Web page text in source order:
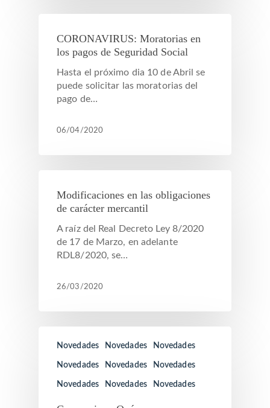
CORONAVIRUS: Moratorias en
los pagos de Seguridad Social
Hasta el próximo dia 10 de Abril se
puede solicitar las moratorias del
pago de…
06/04/2020
Modificaciones en las obligaciones
de carácter mercantil
A raíz del Real Decreto Ley 8/2020
de 17 de Marzo, en adelante
RDL8/2020, se…
26/03/2020
Novedades Novedades Novedades
Novedades Novedades Novedades
Novedades Novedades Novedades